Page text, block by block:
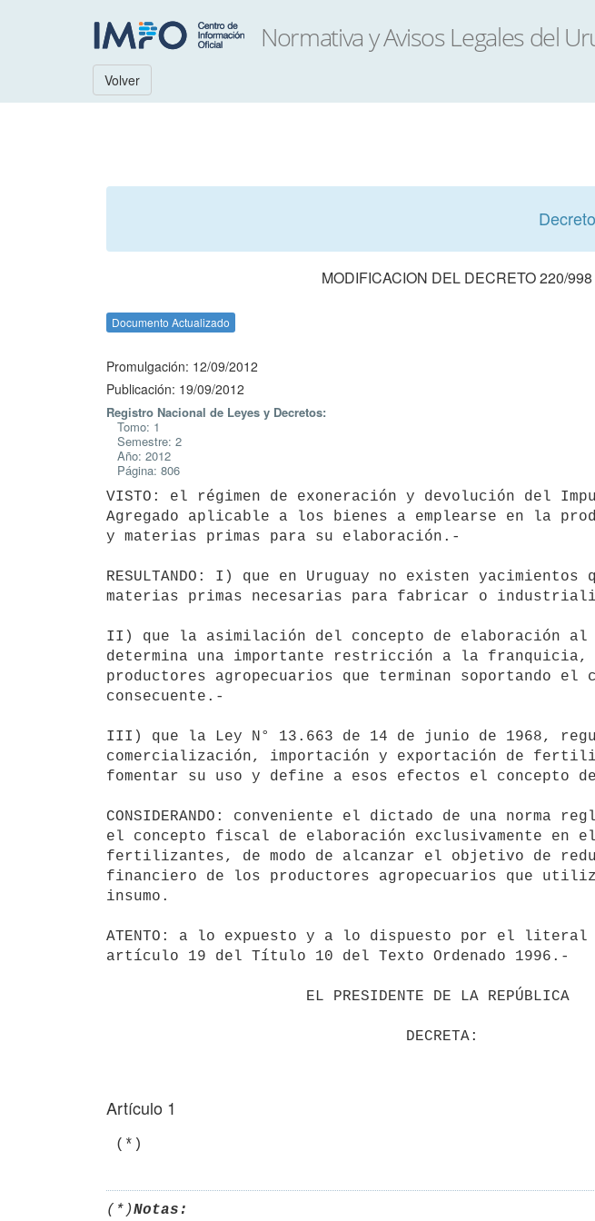
Volver
Decreto
MODIFICACION DEL DECRETO 220/
Documento Actualizado
Promulgación: 12/09/2012
Publicación: 19/09/2012
Registro Nacional de Leyes y Decretos:
Tomo: 1
Semestre: 2
Año: 2012
Página: 806
VISTO: el régimen de exoneración y devolución del
Agregado aplicable a los bienes a emplearse en la
y materias primas para su elaboración.-
RESULTANDO: I) que en Uruguay no existen yacimientos
materias primas necesarias para fabricar o
II) que la asimilación del concepto de elaboración al
determina una importante restricción a la
productores agropecuarios que terminan soportando el
consecuente.-
III) que la Ley N° 13.663 de 14 de junio de 1968,
comercialización, importación y exportación de
fomentar su uso y define a esos efectos el concepto
CONSIDERANDO: conveniente el dictado de una norma
el concepto fiscal de elaboración exclusivamente en
fertilizantes, de modo de alcanzar el objetivo de
financiero de los productores agropecuarios que
insumo.
ATENTO: a lo expuesto y a lo dispuesto por el literal
artículo 19 del Título 10 del Texto Ordenado 1996.-
Artículo 1
(*)
(*)Notas: